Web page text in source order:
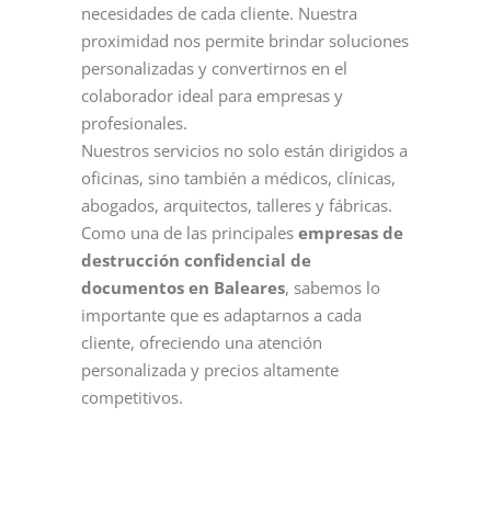
necesidades de cada cliente. Nuestra
proximidad nos permite brindar soluciones
personalizadas y convertirnos en el
colaborador ideal para empresas y
profesionales.
Nuestros servicios no solo están dirigidos a
oficinas, sino también a médicos, clínicas,
abogados, arquitectos, talleres y fábricas.
Como una de las principales empresas de
destrucción confidencial de
documentos en Baleares, sabemos lo
importante que es adaptarnos a cada
cliente, ofreciendo una atención
personalizada y precios altamente
competitivos.